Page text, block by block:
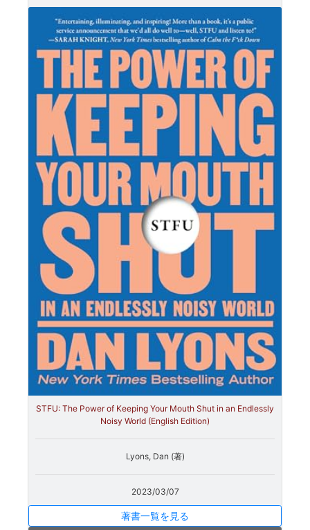
STFU: The Power of Keeping Your Mouth Shut in an Endlessly
Noisy World (English Edition)
Lyons, Dan (著)
2023/03/07
著書一覧を見る